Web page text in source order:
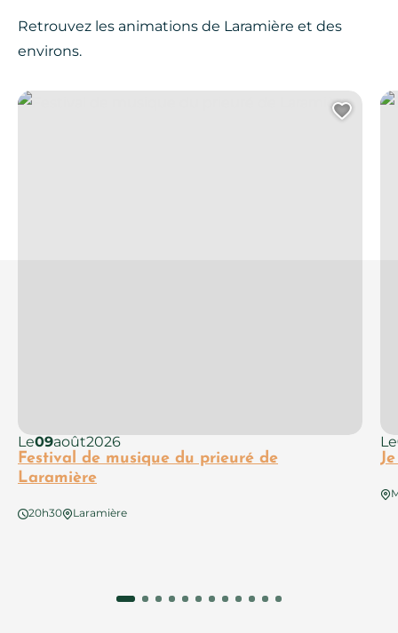
Retrouvez les animations de Laramière et des
environs.
Festival de musique du prieuré de
Laramière
Le09août2026
20h30 Laramière
Festival de musique du prieuré de Laramière
Le
Je